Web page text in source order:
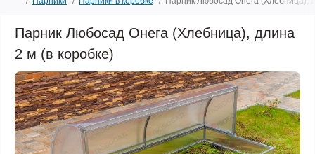
Парник Любосад Онега (Хлебница), длина
2 м (в коробке)